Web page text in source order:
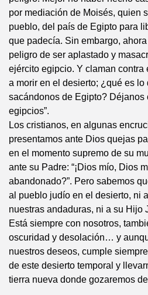
por mediación de Moisés, quien
pueblo, del país de Egipto para
que padecía. Sin embargo,
peligro de ser aplastado y
ejército egipcio. Y claman contra
a morir en el desierto; ¿qué es lo
sacándonos de Egipto? Déjanos
egipcios”.
Los cristianos, en algunas
presentamos ante Dios quejas
en el momento supremo de su
ante su Padre: “¡Dios mío, Dios
abandonado?”. Pero sabemos
al pueblo judío en el desierto, ni
nuestras andaduras, ni a su
Está siempre con nosotros,
oscuridad y desolación… y
nuestros deseos, cumple
de este desierto temporal y
tierra nueva donde gozaremos